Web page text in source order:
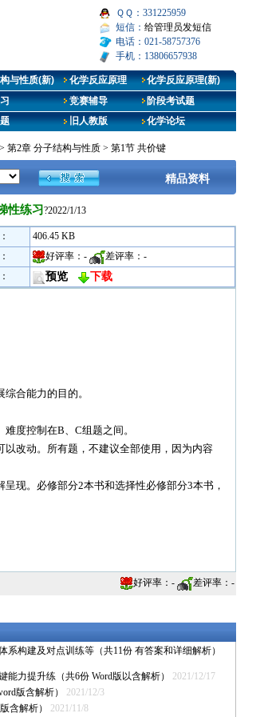
ＱＱ：331225959
短信： 给管理员发短信
电话：021-58757376
手机：13806657938
与性质(新) 化学反应原理
化学反应原理(新)
竞赛辅导
阶段考试题
旧人教版 化学论坛
> 第2章 分子结构与性质 > 第1节 共价键
精品资料
性练习 ?2022/1/13
406.45 KB
好评率： - 差评率： -
预览 下载
合能力的目的。
度控制在B、C组题之间。
改动。所有题，不建议全部使用，因为内容
现。必修部分2本书和选择性必修部分3本书，
好评率： - 差评率： -
系构建及对点训练等（共11份 有答案和详细解析）
力提升练（共6份 Word版以含解析）
2021/12/17
版含解析）
2021/12/3
含解析） 2021/11/8